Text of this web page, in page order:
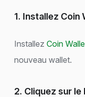
1. Installez Coin
Installez Coin
nouveau wallet.
2. Cliquez sur